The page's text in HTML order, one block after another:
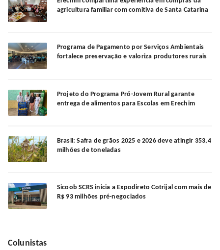
agricultura familiar com comitiva de Santa Catarina
Programa de Pagamento por Serviços Ambientais
fortalece preservação e valoriza produtores rurais
Projeto do Programa Pró-Jovem Rural garante
entrega de alimentos para Escolas em Erechim
Brasil: Safra de grãos 2025 e 2026 deve atingir 353,4
milhões de toneladas
Sicoob SCRS inicia a Expodireto Cotrijal com mais de
R$ 93 milhões pré-negociados
Colunistas